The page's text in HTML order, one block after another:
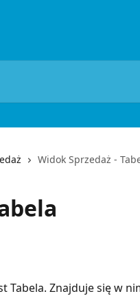
Widok Sprzedaż -
Tabela. Znajduje się w